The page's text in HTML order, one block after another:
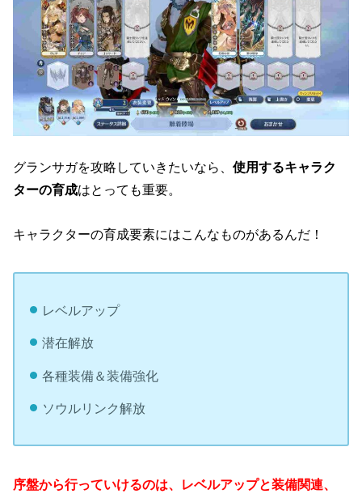
グランサガを攻略していきたいなら、使用するキャラク
ターの育成はとっても重要。
キャラクターの育成要素にはこんなものがあるんだ！
レベルアップ
潜在解放
各種装備＆装備強化
ソウルリンク解放
序盤から行っていけるのは、レベルアップと装備関連、